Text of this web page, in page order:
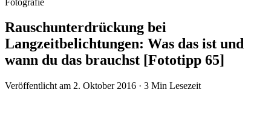
Rauschunterdrückung bei
Langzeitbelichtungen: Was das ist und
wann du das brauchst [Fototipp 65]
Veröffentlicht am 2. Oktober 2016 · 3 Min Lesezeit